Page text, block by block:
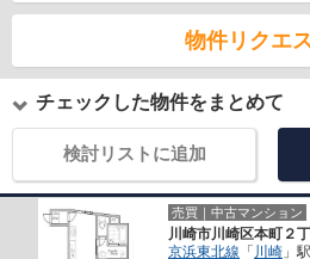
物件リクエ
チェックした物件をまとめて
検討リストに追加
売買｜中古マンション
川崎市川崎区本町２
京浜東北線 「 川崎 」